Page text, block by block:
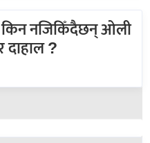
किन नजिकिँदैछन् ओली
दाहाल ?